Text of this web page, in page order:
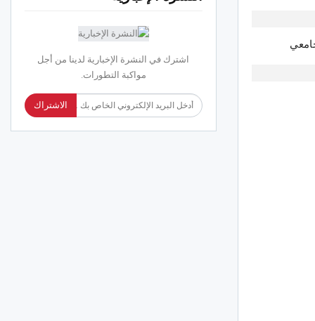
اشترك في النشرة الإخبارية لدينا من أجل
مواكبة التطورات.
الاشتراك